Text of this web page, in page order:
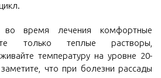
во время лечения комфортные
только теплые растворы,
температуру на уровне 20-
что при болезни рассады